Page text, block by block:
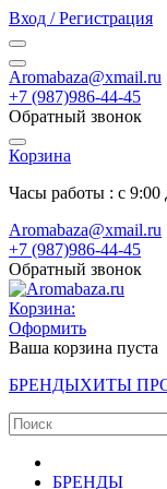
Вход / Регистрация
Aromabaza@xmail.ru
+7 (987)986-44-45
Обратный звонок
Корзина
Часы работы : с 9:00
Aromabaza@xmail.ru
+7 (987)986-44-45
Обратный звонок
Корзина:
Оформить
Ваша корзина пуста
БРЕНДЫХИТЫ
БРЕНДЫ